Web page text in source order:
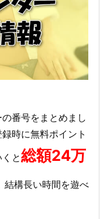
番号をまとめまし
時に無料ポイント
と総額24万
結構長い時間を遊べ